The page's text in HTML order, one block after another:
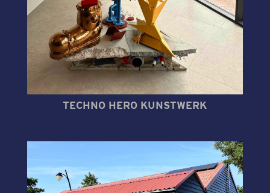
TECHNO HERO KUNSTWERK